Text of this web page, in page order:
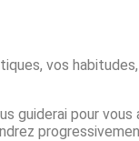
vos
guiderai pour